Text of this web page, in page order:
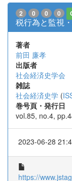
2 0 0 0
税行為と監視
著者
前田 廉孝
出版者
社会経済史学会
雑誌
社会経済史学 (
巻号頁・発行日
vol.85, no.4,
2023-06-28
https://